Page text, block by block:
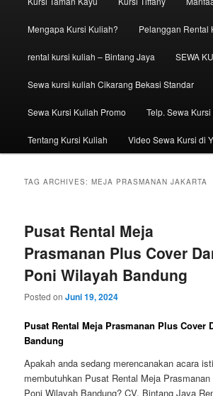
Mengapa Kursi Kuliah? Pelanggan Rental
rental kursi kuliah – Bintang Jaya SEWA
Sewa kursi kuliah Cikarang Bekasi Standar
Sewa Kursi Kuliah Promo Telp. Sewa
Tentang Kursi Kuliah Video Sewa Kursi di
TAG ARCHIVES:MEJA PRASMANAN JAKARTA
Pusat Rental Meja
Prasmanan Plus Cover
Poni Wilayah Bandung
Posted onJuni 19, 2024
Pusat Rental Meja Prasmanan Plus Cover
Bandung
Apakah anda sedang merencanakan acara
membutuhkan Pusat Rental Meja
Poni Wilayah Bandung? CV. Bintang Jaya